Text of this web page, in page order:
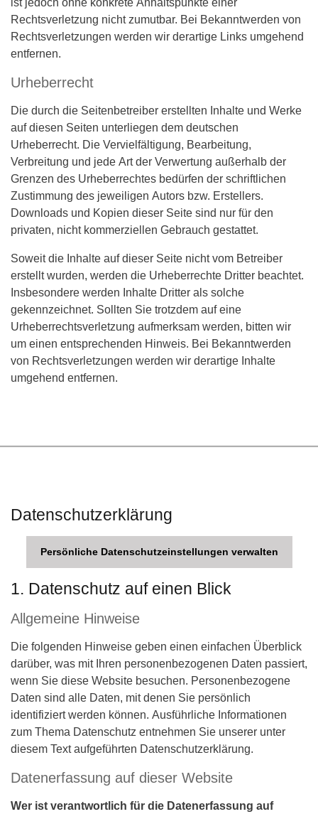
ist jedoch ohne konkrete Anhaltspunkte einer
Rechtsverletzung nicht zumutbar. Bei Bekanntwerden von
Rechtsverletzungen werden wir derartige Links umgehend
entfernen.
Urheberrecht
Die durch die Seitenbetreiber erstellten Inhalte und Werke
auf diesen Seiten unterliegen dem deutschen
Urheberrecht. Die Vervielfältigung, Bearbeitung,
Verbreitung und jede Art der Verwertung außerhalb der
Grenzen des Urheberrechtes bedürfen der schriftlichen
Zustimmung des jeweiligen Autors bzw. Erstellers.
Downloads und Kopien dieser Seite sind nur für den
privaten, nicht kommerziellen Gebrauch gestattet.
Soweit die Inhalte auf dieser Seite nicht vom Betreiber
erstellt wurden, werden die Urheberrechte Dritter beachtet.
Insbesondere werden Inhalte Dritter als solche
gekennzeichnet. Sollten Sie trotzdem auf eine
Urheberrechtsverletzung aufmerksam werden, bitten wir
um einen entsprechenden Hinweis. Bei Bekanntwerden
von Rechtsverletzungen werden wir derartige Inhalte
umgehend entfernen.
Datenschutzerklärung
Persönliche Datenschutzeinstellungen verwalten
1. Datenschutz auf einen Blick
Allgemeine Hinweise
Die folgenden Hinweise geben einen einfachen Überblick
darüber, was mit Ihren personenbezogenen Daten passiert,
wenn Sie diese Website besuchen. Personenbezogene
Daten sind alle Daten, mit denen Sie persönlich
identifiziert werden können. Ausführliche Informationen
zum Thema Datenschutz entnehmen Sie unserer unter
diesem Text aufgeführten Datenschutzerklärung.
Datenerfassung auf dieser Website
Wer ist verantwortlich für die Datenerfassung auf